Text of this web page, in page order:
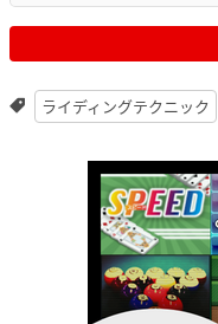
ライディングテクニック